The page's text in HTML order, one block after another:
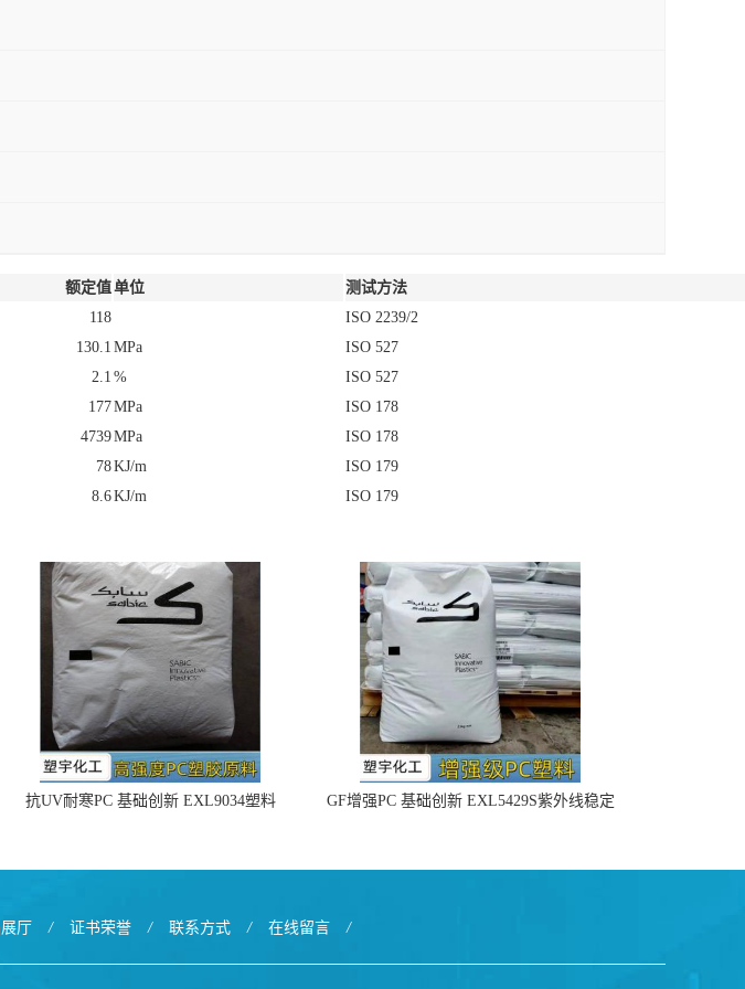
额定值单位
测试方法
118
ISO 2239/2
130.1 MPa
ISO 527
2.1 %
ISO 527
177MPa
ISO 178
4739MPa
ISO 178
78KJ/m
ISO 179
8.6KJ/m ISO 179
抗UV耐寒PC 基础创新 EXL9034塑料
GF增强PC 基础创新 EXL5429S紫外线稳定
厅 / 证书荣誉 / 联系方式 / 在线留言 /